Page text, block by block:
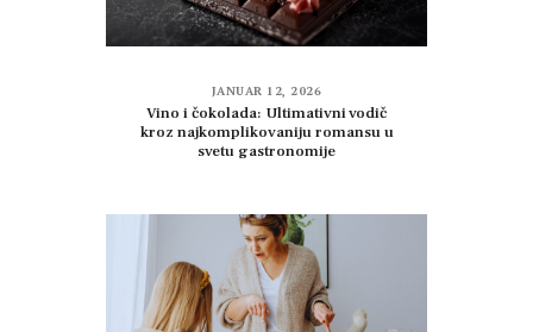
JANUAR 12, 2026
Vino i čokolada: Ultimativni vodič
kroz najkomplikovaniju romansu u
svetu gastronomije